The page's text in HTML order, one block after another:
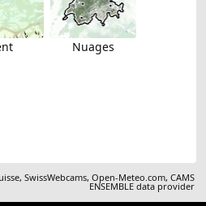
Nuages
,SwissWebcams,Open-Meteo.com,CAMS
ENSEMBLE data provider